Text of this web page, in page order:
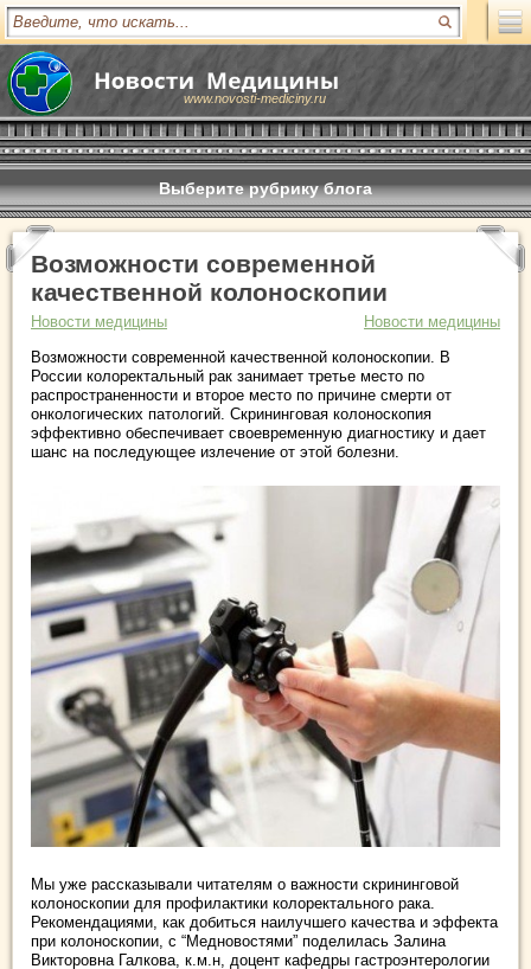
www.novosti-mediciny.ru
Выберите рубрику блога
Возможности современной
качественной колоноскопии
Новости медицины
Новости медицины
Возможности современной качественной колоноскопии. В
России колоректальный рак занимает третье место по
распространенности и второе место по причине смерти от
онкологических патологий. Скрининговая колоноскопия
эффективно обеспечивает своевременную диагностику и дает
шанс на последующее излечение от этой болезни.
Мы уже рассказывали читателям о важности скрининговой
колоноскопии для профилактики колоректального рака.
Рекомендациями, как добиться наилучшего качества и эффекта
при колоноскопии, с “Медновостями” поделилась Залина
Викторовна Галкова, к.м.н, доцент кафедры гастроэнтерологии